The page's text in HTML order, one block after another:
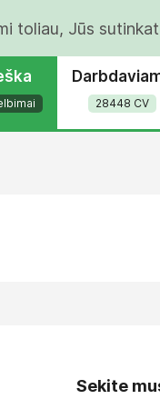
toliau, Jūs
28448 CV
Sekite